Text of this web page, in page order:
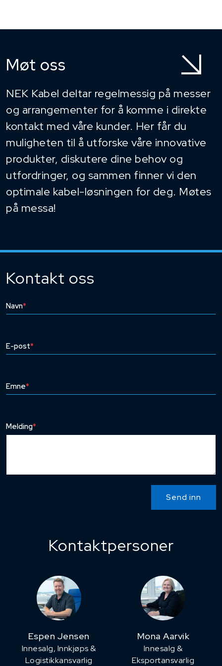
Møt oss
NEK Kabel deltar regelmessig på messer
og arrangementer for å komme i direkte
kontakt med våre kunder. Her får du
muligheten til å utforske våre innovative
produkter, diskutere dine behov og
utfordringer, og sammen finner vi den
optimale kabel-løsningen for deg. Møtes
på messa!
Kontakt oss
Navn*
E-post*
Emne*
Melding*
Send inn
Kontaktpersoner
Espen Jensen
Innesalg, ​Innkjøps &
Logistikkansvarlig
Mona Aarvik
Innesalg &
Eksportansvarlig